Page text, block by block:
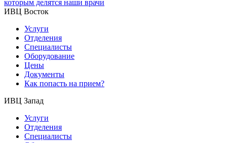
которым делятся наши врачи
ИВЦ Восток
Услуги
Отделения
Специалисты
Оборудование
Цены
Документы
Как попасть на прием?
ИВЦ Запад
Услуги
Отделения
Специалисты